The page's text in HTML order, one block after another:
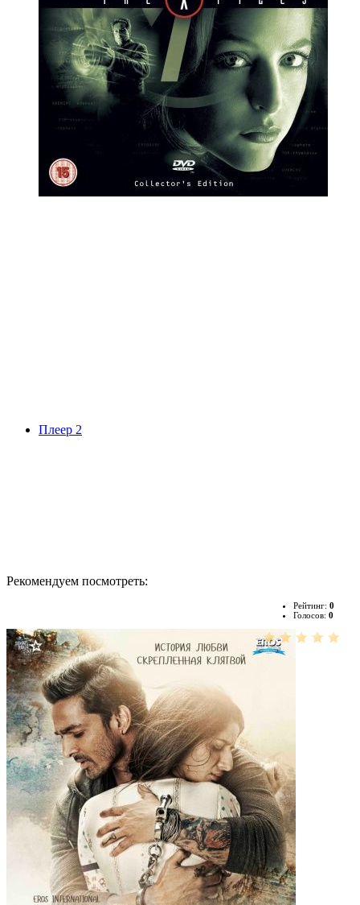
Плеер 2
Рекомендуем посмотреть:
Рейтинг: 0
Голосов: 0